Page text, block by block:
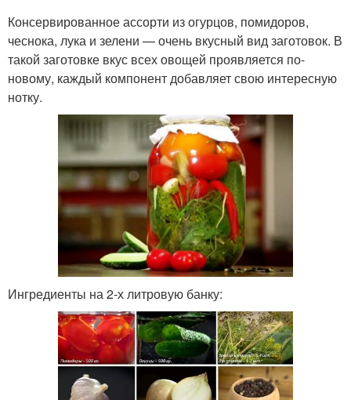
Консервированное ассорти из огурцов, помидоров,
чеснока, лука и зелени — очень вкусный вид заготовок. В
такой заготовке вкус всех овощей проявляется по-
новому, каждый компонент добавляет свою интересную
нотку.
Ингредиенты на 2-х литровую банку: